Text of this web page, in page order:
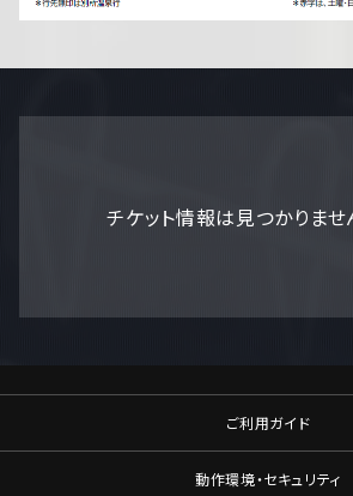
チケット情報は見つかりませ
ご利用ガイド
動作環境・セキュリティ